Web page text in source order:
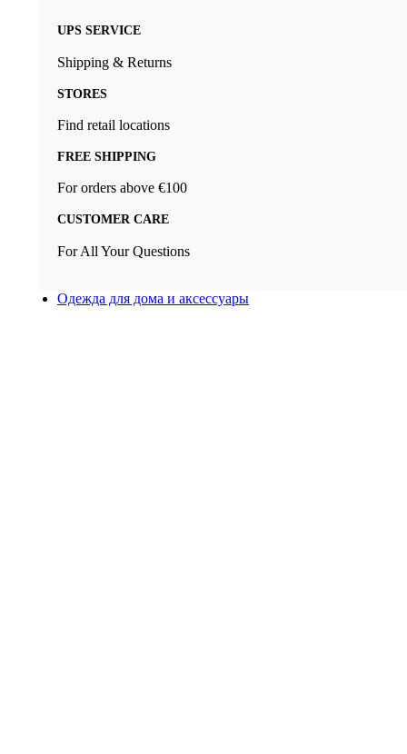
UPS SERVICE
Shipping & Returns
STORES
Find retail locations
FREE SHIPPING
For orders above €100
CUSTOMER CARE
For All Your Questions
Одежда для дома и аксессуары